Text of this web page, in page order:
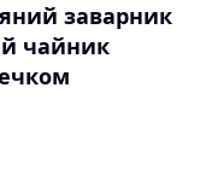
заварник
чайник